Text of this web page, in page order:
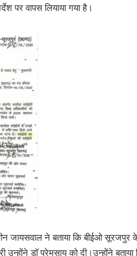
पर वापस लियाया गया है।
जायसवाल ने बताया कि बीईओ सूरजपुर
उन्होंने डॉ प्रेमसाय को दी।उन्होंने